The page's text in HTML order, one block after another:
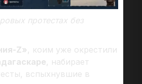
протестах без
Z» , коим уже окрестили
, набирает
вспыхнувшие в